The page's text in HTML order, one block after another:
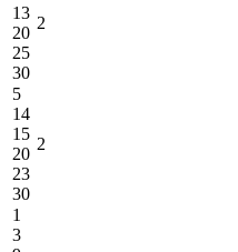
13
20
25
30
2
5
14
15
20
23
30
2
1
3